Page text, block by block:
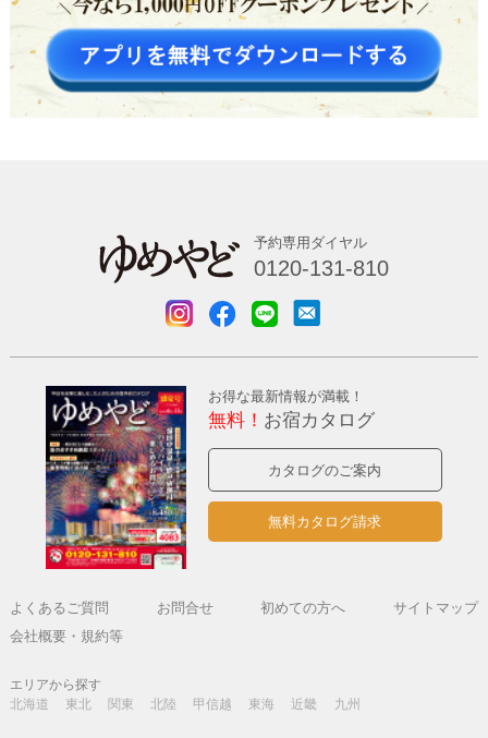
予約専用ダイヤル
0120-131-810
お得な最新情報が満載！
無料！ お宿カタログ
カタログのご案内
無料カタログ請求
よくあるご質問 お問合せ 初めての方へ
サイトマップ
会社概要・規約等
エリアから探す
北海道
東北 関東 北陸 甲信越 東海 近畿 九州